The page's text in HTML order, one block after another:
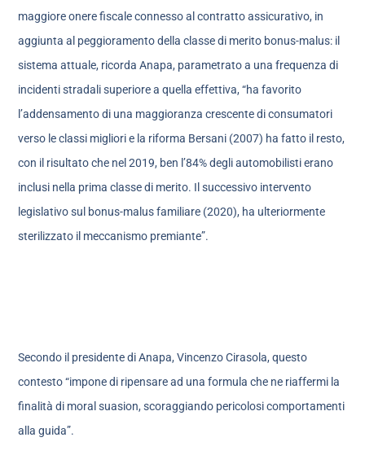
maggiore onere fiscale connesso al contratto assicurativo, in
aggiunta al peggioramento della classe di merito bonus-malus: il
sistema attuale, ricorda Anapa, parametrato a una frequenza di
incidenti stradali superiore a quella effettiva, “ha favorito
l’addensamento di una maggioranza crescente di consumatori
verso le classi migliori e la riforma Bersani (2007) ha fatto il resto,
con il risultato che nel 2019, ben l’84% degli automobilisti erano
inclusi nella prima classe di merito. Il successivo intervento
legislativo sul bonus-malus familiare (2020), ha ulteriormente
sterilizzato il meccanismo premiante”.
Secondo il presidente di Anapa, Vincenzo Cirasola, questo
contesto “impone di ripensare ad una formula che ne riaffermi la
finalità di moral suasion, scoraggiando pericolosi comportamenti
alla guida”.